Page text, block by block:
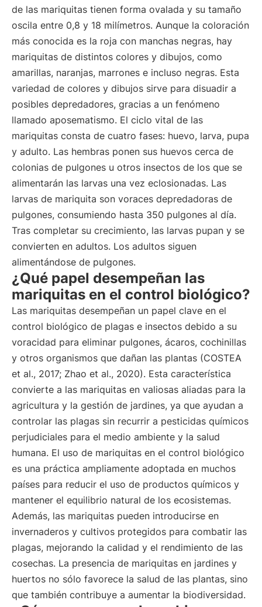
de las mariquitas tienen forma ovalada y su tamaño
oscila entre 0,8 y 18 milímetros. Aunque la coloración
más conocida es la roja con manchas negras, hay
mariquitas de distintos colores y dibujos, como
amarillas, naranjas, marrones e incluso negras. Esta
variedad de colores y dibujos sirve para disuadir a
posibles depredadores, gracias a un fenómeno
llamado aposematismo. El ciclo vital de las
mariquitas consta de cuatro fases: huevo, larva, pupa
y adulto. Las hembras ponen sus huevos cerca de
colonias de pulgones u otros insectos de los que se
alimentarán las larvas una vez eclosionadas. Las
larvas de mariquita son voraces depredadoras de
pulgones, consumiendo hasta 350 pulgones al día.
Tras completar su crecimiento, las larvas pupan y se
convierten en adultos. Los adultos siguen
alimentándose de pulgones.
¿Qué papel desempeñan las
mariquitas en el control biológico?
Las mariquitas desempeñan un papel clave en el
control biológico de plagas e insectos debido a su
voracidad para eliminar pulgones, ácaros, cochinillas
y otros organismos que dañan las plantas (COSTEA
et al., 2017; Zhao et al., 2020). Esta característica
convierte a las mariquitas en valiosas aliadas para la
agricultura y la gestión de jardines, ya que ayudan a
controlar las plagas sin recurrir a pesticidas químicos
perjudiciales para el medio ambiente y la salud
humana. El uso de mariquitas en el control biológico
es una práctica ampliamente adoptada en muchos
países para reducir el uso de productos químicos y
mantener el equilibrio natural de los ecosistemas.
Además, las mariquitas pueden introducirse en
invernaderos y cultivos protegidos para combatir las
plagas, mejorando la calidad y el rendimiento de las
cosechas. La presencia de mariquitas en jardines y
huertos no sólo favorece la salud de las plantas, sino
que también contribuye a aumentar la biodiversidad.